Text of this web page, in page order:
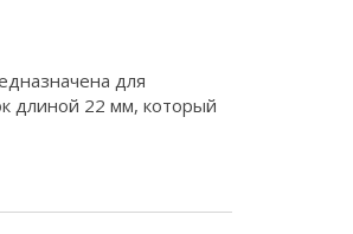
для
длиной 22 мм, который